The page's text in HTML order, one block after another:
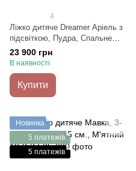
4
Ліжко дитяче Dreamer Аріель з
підсвіткою, Пудра, Спальне
місце 90х190 см
23 900 грн
В наявності
Купити
Новинка
5 платежів
5 платежів